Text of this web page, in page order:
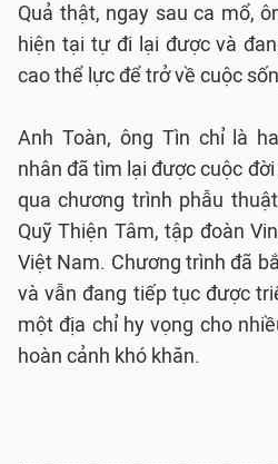
Quả thật, ngay sau ca mổ,
hiện tại tự đi lại được và
cao thể lực để trở về cuộc
Anh Toàn, ông Tìn chỉ là
nhân đã tìm lại được cuộc
qua chương trình phẫu
Quỹ Thiện Tâm, tập đoàn
Việt Nam. Chương trình đã
và vẫn đang tiếp tục được
một địa chỉ hy vọng cho
hoàn cảnh khó khăn.